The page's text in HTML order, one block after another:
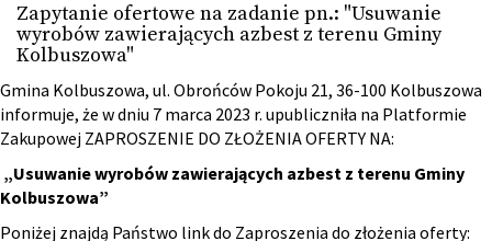
Zapytanie ofertowe na zadanie pn.: "Usuwanie
wyrobów zawierających azbest z terenu Gminy
Kolbuszowa"
Gmina Kolbuszowa, ul. Obrońców Pokoju 21, 36-100 Kolbuszowa
informuje, że w dniu 7 marca 2023 r. upubliczniła na Platformie
Zakupowej ZAPROSZENIE DO ZŁOŻENIA OFERTY NA:
„Usuwanie wyrobów zawierających azbest z terenu Gminy
Kolbuszowa”
Poniżej znajdą Państwo link do Zaproszenia do złożenia oferty: